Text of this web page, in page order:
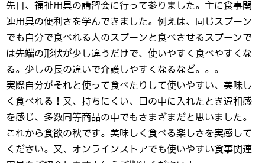
先日、福祉用具の講習会に行って参りました。主に食事関
連用具の便利さを学んできました。例えは、同じスプーン
でも自分で食べれる人のスプーンと食べさせるスプーンで
は先端の形状が少し違うだけで、使いやすく食べやすくな
る。少しの長の違いで介護しやすくなるなど。。。
実際自分がそれと使って食べたりして使いやすい、美味し
く食べれる！又、持ちにくい、口の中に入れたとき違和感
を感じ、多数同等商品の中でもさまざまだと思いました。
これから食欲の秋です。美味しく食べる楽しさを実感して
ください。又、オンラインストアでも使いやすい食事関連